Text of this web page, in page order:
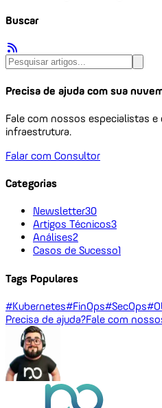
Buscar
Precisa de ajuda com sua
Fale com nossos especialistas
infraestrutura.
Falar com Consultor
Categorias
Newsletter30
Artigos Técnicos3
Análises2
Casos de Sucesso1
Tags Populares
#Kubernetes#FinOps#SecOps
Precisa de ajuda?Fale com